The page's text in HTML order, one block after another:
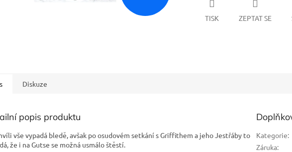
TISK ZEPTAT SE
Diskuze
popis produktu
vše vypadá bledě, avšak po osudovém setkání s Griffithem a jeho Jestřáby to
že i na Gutse se možná usmálo štěstí.
Kategorie:
Záruka: